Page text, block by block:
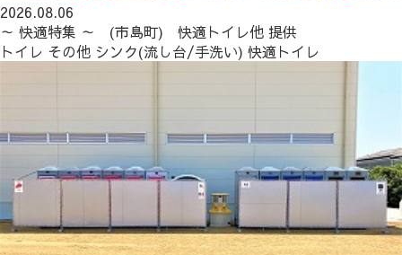
2026.08.06
～ 快適特集 ～ (市島町) 快適トイレ他 提供
トイレ その他 シンク(流し台/手洗い) 快適トイレ